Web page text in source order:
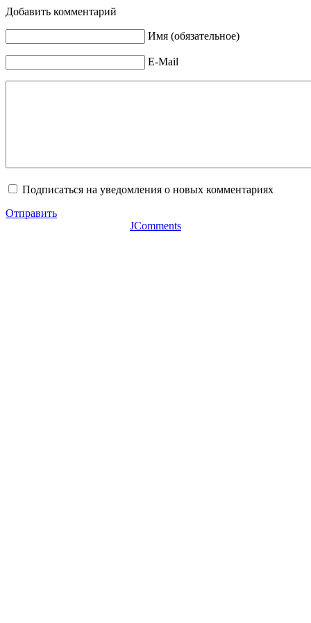
Добавить комментарий
Имя (обязательное)
E-Mail
Подписаться на уведомления о новых комментариях
Отправить
JComments